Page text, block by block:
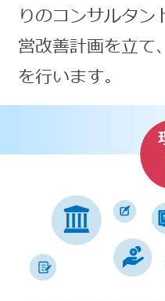
りのコンサルタ
営改善計画を立て
を行います。